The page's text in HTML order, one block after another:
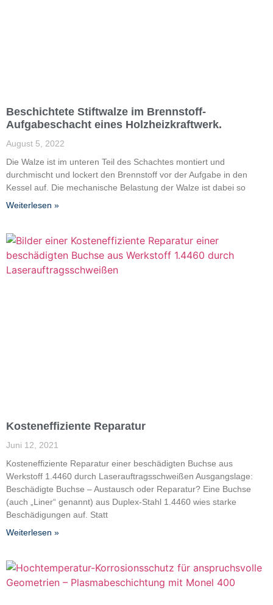
Beschichtete Stiftwalze im Brennstoff-
Aufgabeschacht eines Holzheizkraftwerk.
August 5, 2022
Die Walze ist im unteren Teil des Schachtes montiert und
durchmischt und lockert den Brennstoff vor der Aufgabe in den
Kessel auf. Die mechanische Belastung der Walze ist dabei so
Weiterlesen »
Kosteneffiziente Reparatur
Juni 12, 2021
Kosteneffiziente Reparatur einer beschädigten Buchse aus
Werkstoff 1.4460 durch Laserauftragsschweißen Ausgangslage:
Beschädigte Buchse – Austausch oder Reparatur? Eine Buchse
(auch „Liner“ genannt) aus Duplex-Stahl 1.4460 wies starke
Beschädigungen auf. Statt
Weiterlesen »